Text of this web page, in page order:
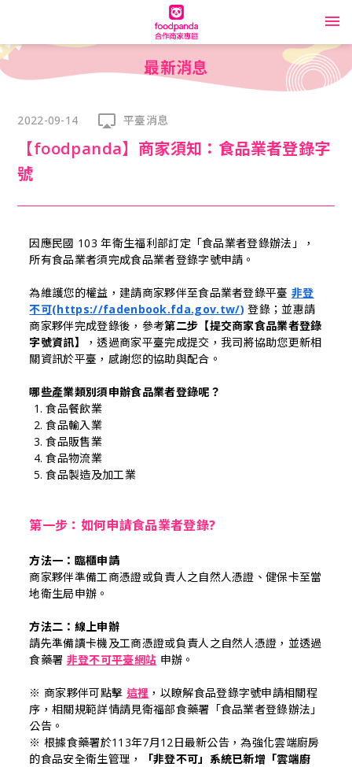
教學指南
公告區
閱讀專區
登入商家平臺
商家加入
最新消息
2022-09-14 平臺消息
【foodpanda】商家須知：食品業者登錄字
號
因應民國 103 年衛生福利部訂定「食品業者登錄辦法」，
所有食品業者須完成食品業者登錄字號申請。
為維護您的權益，建請商家夥伴至食品業者登錄平臺 非登
不可(https://fadenbook.fda.gov.tw/) 登錄；並惠請
商家夥伴完成登錄後， 參考第二步【提交商家食品業者登錄
字號資訊】
，透過商家平臺完成提交， 我司將協助您更新相
關資訊於平臺 ，感謝您的協助與配合。
﻿哪些產業類別須申辦食品業者登錄呢？
食品餐飲業
食品輸入業
食品販售業
食品物流業
食品製造及加工業
第一步：如何申請食品業者登錄?
方法一：臨櫃申請
商家夥伴準備工商憑證或負責人之自然人憑證、健保卡至當
地衛生局申辦。
方法二：線上申辦
請先準備讀卡機及工商憑證或負責人之自然人憑證，並透過
食藥署 非登不可平臺網站 申辦。
※ 商家夥伴可點擊 這裡 ，以瞭解食品登錄字號申請相關程
序，相關規範詳情請見衛福部食藥署「食品業者登錄辦法」
公告。
※ 根據食藥署於113年7月12日最新公告，為強化雲端廚房
的食品安全衛生管理，
「非登不可」系統已新增「雲端廚